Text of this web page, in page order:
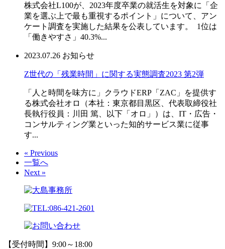
株式会社L100が、2023年度卒業の就活生を対象に「企
業を選ぶ上で最も重視するポイント」について、アン
ケート調査を実施した結果を公表しています。 1位は
「働きやすさ」40.3%...
2023.07.26 お知らせ
Z世代の「残業時間」に関する実態調査2023 第2弾
「人と時間を味方に」クラウドERP「ZAC」を提供す
る株式会社オロ（本社：東京都目黒区、代表取締役社
長執行役員：川田 篤、以下「オロ」）は、IT・広告・
コンサルティング業といった知的サービス業に従事
す...
« Previous
一覧へ
Next »
【受付時間】9:00～18:00